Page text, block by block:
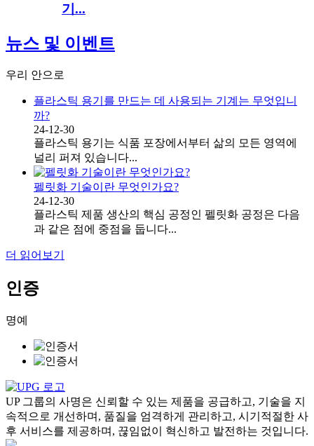
기...
뉴스 및 이벤트
우리 안으로
플라스틱 용기를 만드는 데 사용되는 기계는 무엇입니
까?
24-12-30
플라스틱 용기는 식품 포장에서부터 삶의 모든 영역에
널리 퍼져 있습니다...
펠릿화 기술이란 무엇인가요?
24-12-30
플라스틱 제품 생산의 핵심 공정인 펠릿화 공정은 다음
과 같은 점에 중점을 둡니다...
더 읽어보기
인증
명예
UP 그룹의 사명은 신뢰할 수 있는 제품을 공급하고, 기술을 지
속적으로 개선하며, 품질을 엄격하게 관리하고, 시기적절한 사
후 서비스를 제공하며, 끊임없이 혁신하고 발전하는 것입니다.